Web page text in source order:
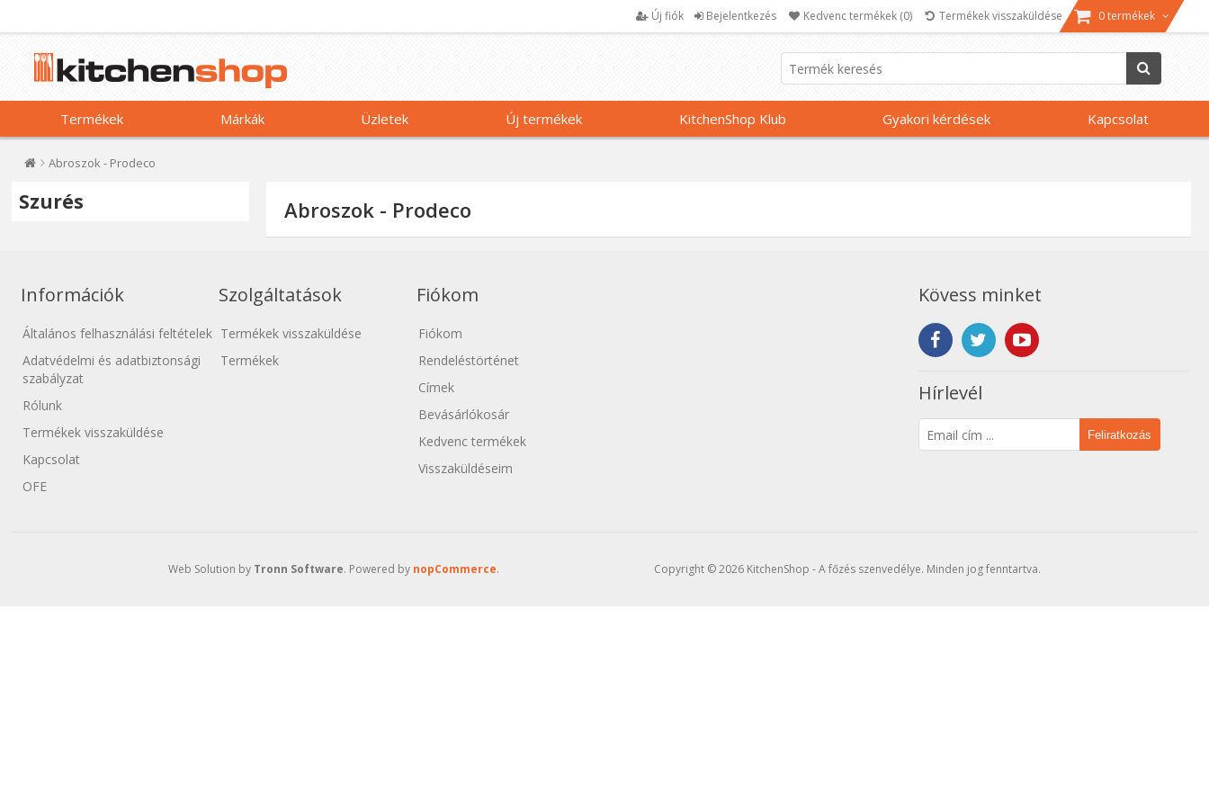
Új fiók Bejelentkezés Kedvenc termékek (0) Termékek visszaküldése 0 termékek
Termékek Márkák Üzletek Új termékek KitchenShop Klub Gyakori kérdések Kapcsolat
Abroszok - Prodeco
Szurés Abroszok - Prodeco
Információk
Általános felhasználási feltételek
Adatvédelmi és adatbiztonsági
szabályzat
Rólunk
Termékek visszaküldése
Kapcsolat
OFE
Szolgáltatások
Termékek visszaküldése
Termékek
Fiókom
Fiókom
Rendeléstörténet
Címek
Bevásárlókosár
Kedvenc termékek
Visszaküldéseim
Kövess minket
Hírlevél
Feliratkozás
Copyright © 2026 KitchenShop - A főzés szenvedélye. Minden jog fenntartva.
Web Solution by Tronn Software. Powered by nopCommerce.